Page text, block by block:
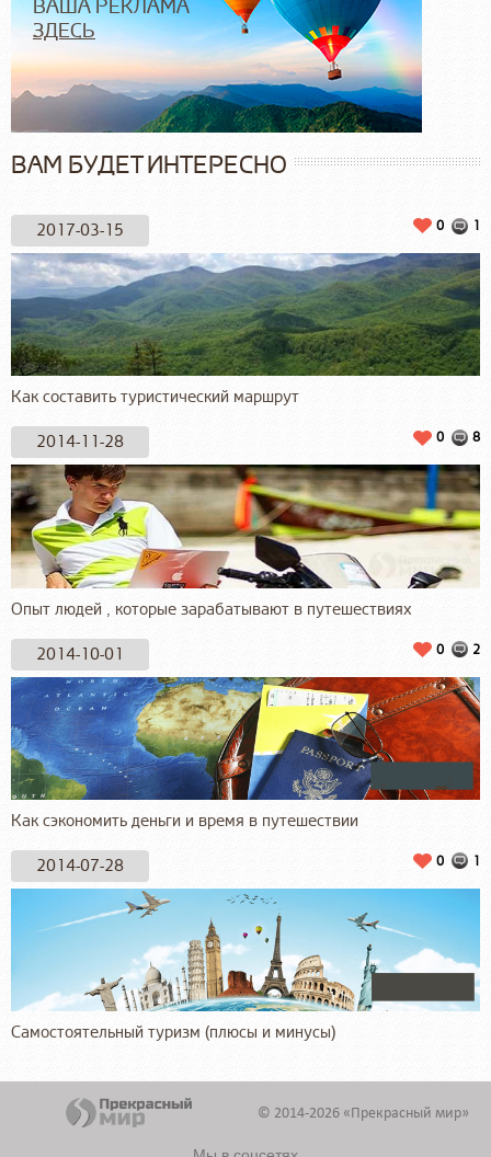
ВАША РЕКЛАМА
ЗДЕСЬ
ВАМ БУДЕТ ИНТЕРЕСНО
2017-03-15 1
0
Как составить туристический маршрут
2014-11-28 8
0
Опыт людей , которые зарабатывают в путешествиях
2014-10-01 2
0
Как сэкономить деньги и время в путешествии
2014-07-28 1
0
Самостоятельный туризм (плюсы и минусы)
© 2014-2026 «Прекрасный мир»